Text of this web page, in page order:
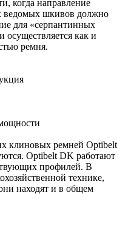
когда направление
ведомых шкивов должно
для «серпантинных
осуществляется как и
ремня.
клиновых ремней Optibelt
Optibelt DK работают
профилей. В
технике,
находят и в общем